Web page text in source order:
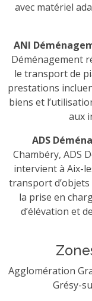
avec matériel
ANI
Déménagement
le transport de
prestations
biens et
aux
ADS
Chambéry, ADS
intervient à Aix-
transport
la prise en
d’élévation et
Agglomération
Grésy-